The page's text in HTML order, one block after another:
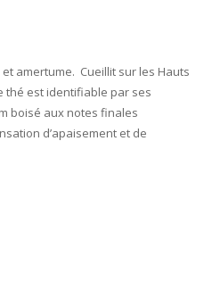
amertume. Cueillit sur les Hauts
thé est identifiable par ses
boisé aux notes finales
d’apaisement et de